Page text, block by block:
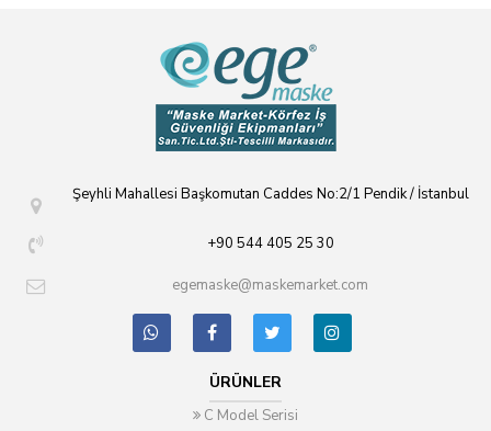
Şeyhli Mahallesi Başkomutan Caddes No:2/1 Pendik / İstanbul
+90 544 405 25 30
egemaske@maskemarket.com
ÜRÜNLER
C Model Serisi